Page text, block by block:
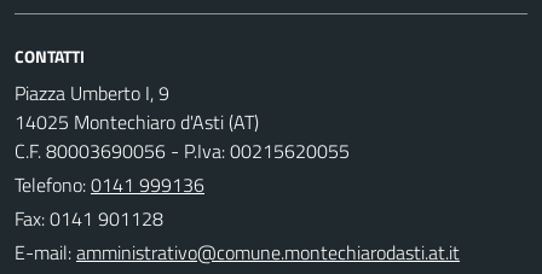
CONTATTI
Piazza Umberto I, 9
14025 Montechiaro d'Asti (AT)
C.F. 80003690056 - P.Iva: 00215620055
Telefono:0141 999136
Fax: 0141 901128
E-mail: